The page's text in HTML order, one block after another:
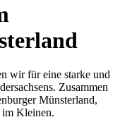
wir für eine starke und
Zusammen
Münsterland,
im Kleinen.